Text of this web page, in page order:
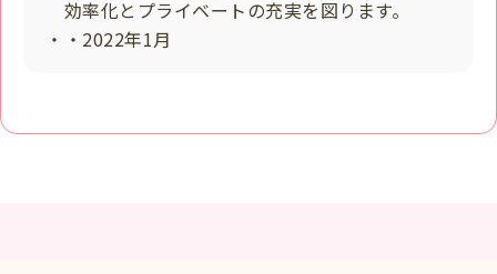
効率化とプライベートの充実を図ります。
・・2022年1月